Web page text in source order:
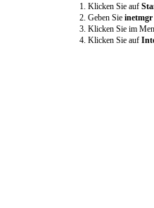
Klicken Sie auf
Geben Sie inetmgr
Klicken Sie im
Klicken Sie auf